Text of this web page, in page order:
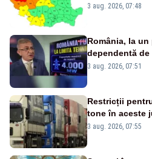
3 aug. 2026, 07:48
România, la
dependentă
alarmă tras de
3 aug. 2026, 07:51
Restricții
tone în aceste
este interzisă
3 aug. 2026, 07:55